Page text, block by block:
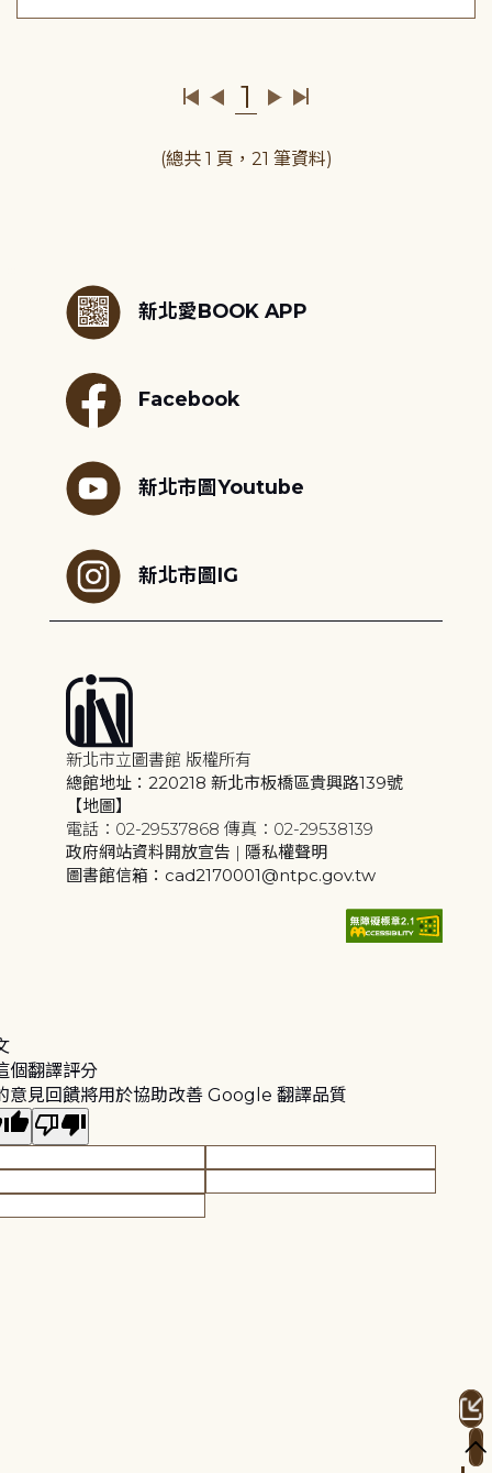
1
(總共 1 頁，21 筆資料)
新北愛BOOK APP
Facebook
新北市圖Youtube
新北市圖IG
新北市立圖書館 版權所有
總館地址：220218 新北市板橋區貴興路139號
【地圖】
電話：02-29537868 傳真：02-29538139
政府網站資料開放宣告 | 隱私權聲明
圖書館信箱：cad2170001@ntpc.gov.tw
個翻譯評分
意見回饋將用於協助改善 Google 翻譯品質